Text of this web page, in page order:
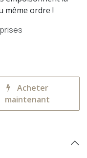
même ordre !
Acheter
maintenant